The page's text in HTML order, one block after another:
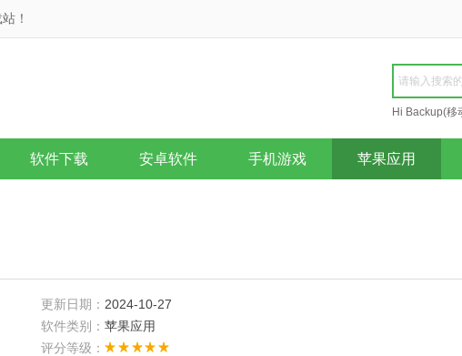
！
Hi Backup(移
Repair
软件下载 安卓软件 手机游戏 苹果应用
更新日期： 2024-10-27
软件类别： 苹果应用
评分等级：